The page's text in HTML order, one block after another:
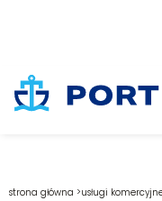
strona główna >usługi